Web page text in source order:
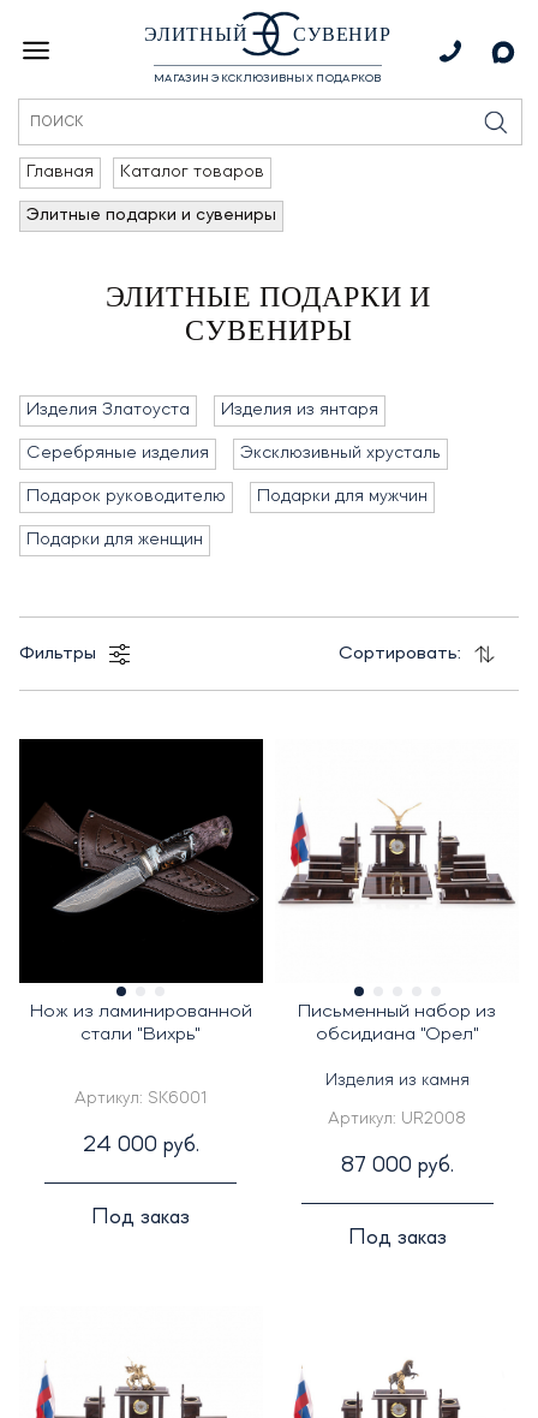
ЭЛИТНЫЙ СУВЕНИР
МАГАЗИН ЭКСКЛЮЗИВНЫХ ПОДАРКОВ
Главная Каталог товаров
Элитные подарки и сувениры
ЭЛИТНЫЕ ПОДАРКИ И
СУВЕНИРЫ
Изделия Златоуста Изделия из янтаря
Серебряные изделия Эксклюзивный хрусталь
Подарок руководителю Подарки для мужчин
Подарки для женщин
Фильтры Сортировать:
Нож из ламинированной
стали "Вихрь"
Артикул: SK6001
24 000 руб.
Под заказ
Письменный набор из
обсидиана "Орел"
Изделия из камня
Артикул: UR2008
87 000 руб.
Под заказ